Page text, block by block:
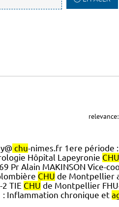
relevance:
chu-nimes.fr 1ere période
Hôpital Lapeyronie CHU
Pr Alain MAKINSON Vice-
CHU de Montpellier
TIE CHU de Montpellier
: Inflammation chronique et